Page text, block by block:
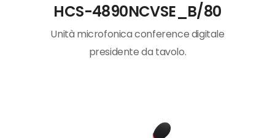
HCS-4890NCVSE_B/80
Unità microfonica conference digitale
presidente da tavolo.